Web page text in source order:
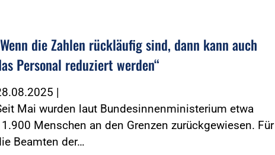
die Zahlen rückläufig sind, dann kann auch
Personal reduziert werden“
|
Mai wurden laut Bundesinnenministerium etwa
Menschen an den Grenzen zurückgewiesen. Für
Beamten der…